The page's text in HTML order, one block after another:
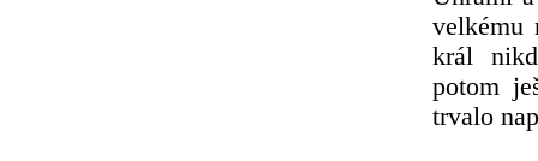
velkému
král
potom
trvalo